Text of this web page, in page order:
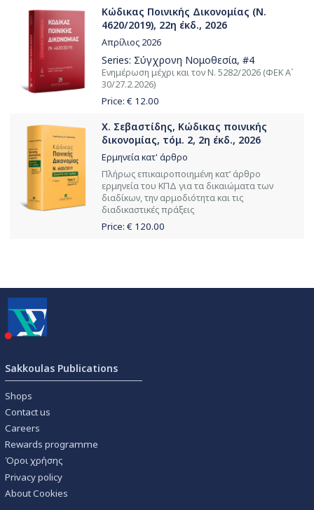
Κώδικας Ποινικής Δικονομίας (Ν.
4620/2019), 22η έκδ., 2026
Απρίλιος 2026
Series: Σύγχρονη Νομοθεσία, #4
Ενημέρωση μέχρι και τον Ν. 5282/2026 (ΦΕΚ Α΄
30/27.2.2026)
Price: € 12.00
Χ. Σεβαστίδης, Κώδικας ποινικής
δικονομίας, τόμ. 2, 2η έκδ., 2026
Ερμηνεία κατ' άρθρο
Πλήρως επικαιροποιημένη κατ’ άρθρο
ερμηνεία του ΚΠΔ για τα δικαιώματα των
διαδίκων, την αρμοδιότητα και τις
διαδικαστικές πράξεις
Price: € 120.00
Sakkoulas Publications
Shops
Contact us
Careers
Rewards programme
Όροι χρήσης
Privacy policy
About Cookies